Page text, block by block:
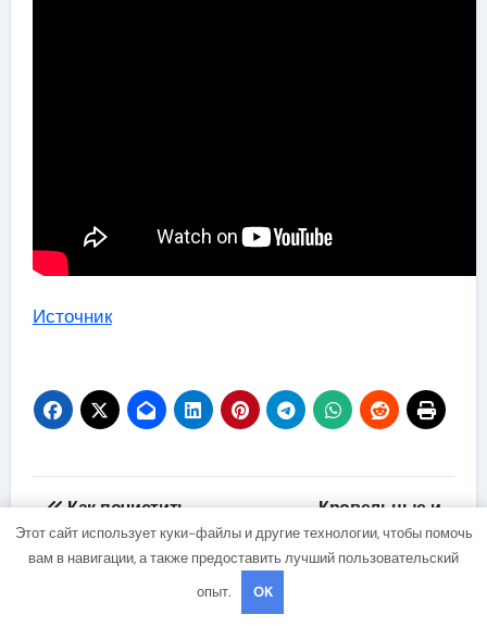
Источник
Навигация
по
Как почистить
ковер в домашних
условиях
Кровельные и
стеновые лестницы
Этот сайт использует куки-файлы и другие технологии, чтобы помочь
вам в навигации, а также предоставить лучший пользовательский
опыт.
OK